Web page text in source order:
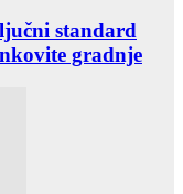
standard
gradnje